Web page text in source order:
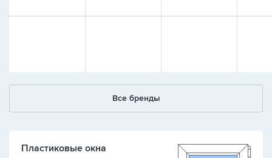
Все бренды
Пластиковые окна